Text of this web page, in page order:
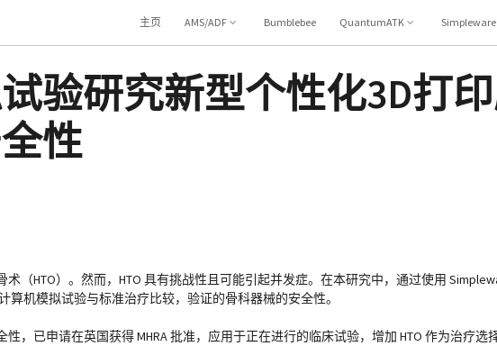
主页 AMS/ADF Bumblebee QuantumATK Simpleware
验研究新型个性化3D打
性
（HTO）。然而，HTO 具有挑战性且可能引起并发症。在本研究中，通过使用
算机模拟试验与标准治疗比较，验证的骨科器械的安全性。
，已申请在英国获得 MHRA 批准，应用于正在进行的临床试验，增加 HTO 作为治疗选